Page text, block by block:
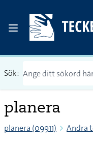
Sök:
planera
planera (09911) Andra